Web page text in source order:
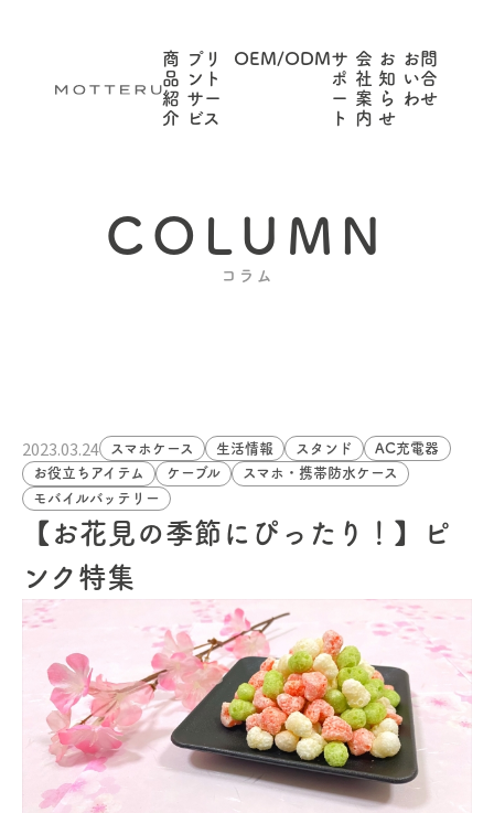
商
品
紹
介
プリ
ント
サー
ビス
OEM/ODMサ
ポ
ー
ト
会
社
案
内
お
知
ら
せ
お問
い合
わせ
COLUMN
コラム
2023.03.24 スマホケース 生活情報 スタンド
AC充電器
お役立ちアイテム
ケーブル
スマホ・携帯防水ケース
モバイルバッテリー
【お花見の季節にぴったり！】ピ
ンク特集